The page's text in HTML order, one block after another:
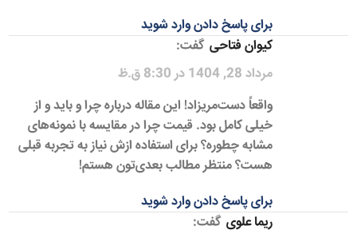
برای پاسخ دادن وارد شوید
کیوان فتاحی گفت:
مرداد 28, 1404 در 8:30 ق.ظ
واقعاً دست‌مریزاد! این مقاله درباره چرا و باید و از
خیلی کامل بود. قیمت چرا در مقایسه با نمونه‌های
مشابه چطوره؟ برای استفاده ازش نیاز به تجربه قبلی
هست؟ منتظر مطالب بعدی‌تون هستم!
برای پاسخ دادن وارد شوید
ریما علوی گفت: